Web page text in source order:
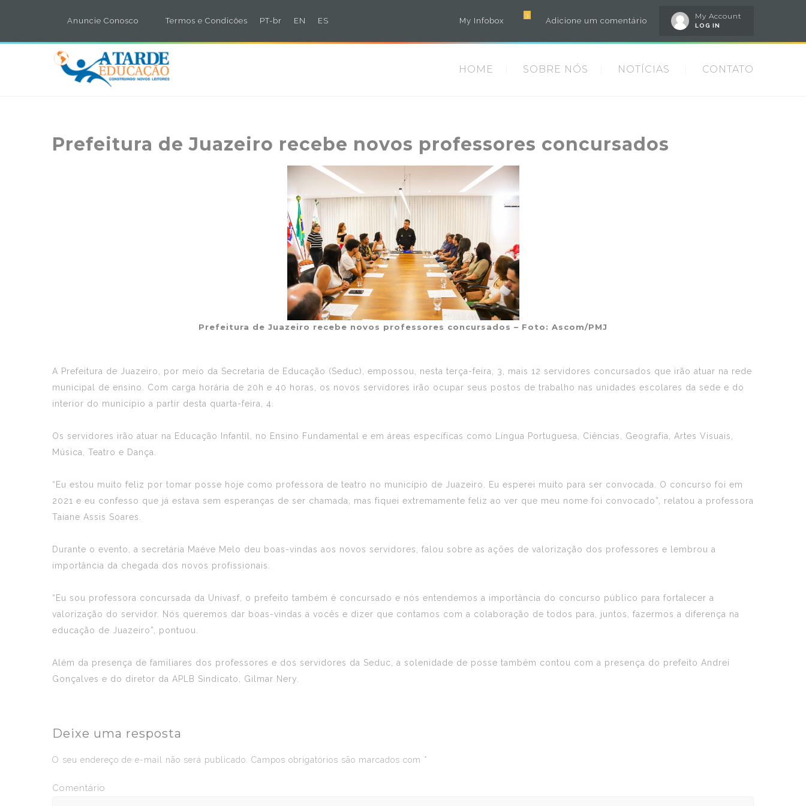
Anuncie Conosco Termos e Condicões PT-br EN ES
My Account
LOG IN
Adicione um comentário
3
My Infobox
HOME SOBRE NÓS NOTÍCIAS CONTATO
Prefeitura de Juazeiro recebe novos professores concursados
Prefeitura de Juazeiro recebe novos professores concursados – Foto: Ascom/PMJ
A Prefeitura de Juazeiro, por meio da Secretaria de Educação (Seduc), empossou, nesta terça-feira, 3, mais 12 servidores concursados que irão atuar na rede
municipal de ensino. Com carga horária de 20h e 40 horas, os novos servidores irão ocupar seus postos de trabalho nas unidades escolares da sede e do
interior do município a partir desta quarta-feira, 4.
Os servidores irão atuar na Educação Infantil, no Ensino Fundamental e em áreas específicas como Língua Portuguesa, Ciências, Geografia, Artes Visuais,
Música, Teatro e Dança.
“Eu estou muito feliz por tomar posse hoje como professora de teatro no município de Juazeiro. Eu esperei muito para ser convocada. O concurso foi em
2021 e eu confesso que já estava sem esperanças de ser chamada, mas fiquei extremamente feliz ao ver que meu nome foi convocado”, relatou a professora
Taiane Assis Soares.
Durante o evento, a secretária Maéve Melo deu boas-vindas aos novos servidores, falou sobre as ações de valorização dos professores e lembrou a
importância da chegada dos novos profissionais.
“Eu sou professora concursada da Univasf, o prefeito também é concursado e nós entendemos a importância do concurso público para fortalecer a
valorização do servidor. Nós queremos dar boas-vindas a vocês e dizer que contamos com a colaboração de todos para, juntos, fazermos a diferença na
educação de Juazeiro”, pontuou.
Além da presença de familiares dos professores e dos servidores da Seduc, a solenidade de posse também contou com a presença do prefeito Andrei
Gonçalves e do diretor da APLB Sindicato, Gilmar Nery.
Deixe uma resposta
O seu endereço de e-mail não será publicado. Campos obrigatórios são marcados com *
Comentário